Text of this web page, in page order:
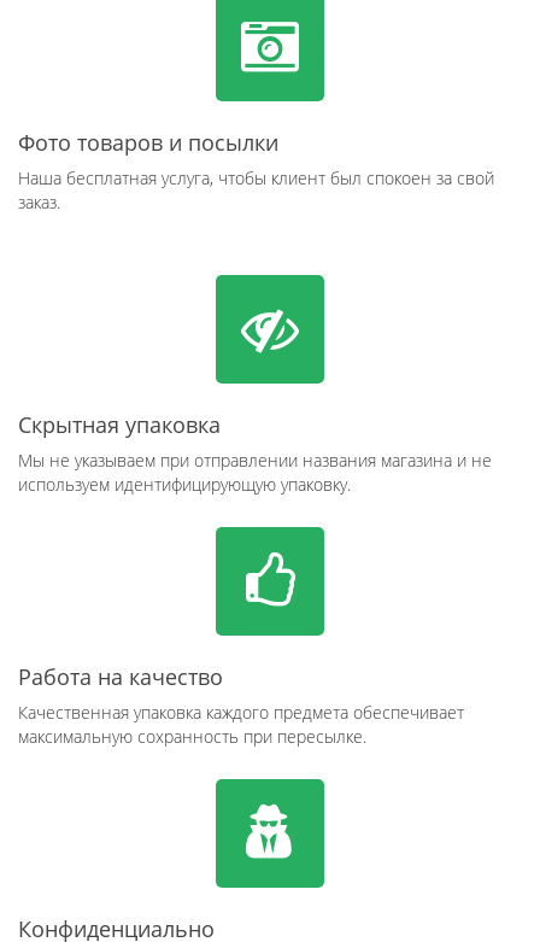
Фото товаров и посылки
Наша бесплатная услуга, чтобы клиент был спокоен за свой
заказ.
Скрытная упаковка
Мы не указываем при отправлении названия магазина и не
используем идентифицирующую упаковку.
Работа на качество
Качественная упаковка каждого предмета обеспечивает
максимальную сохранность при пересылке.
Конфиденциально